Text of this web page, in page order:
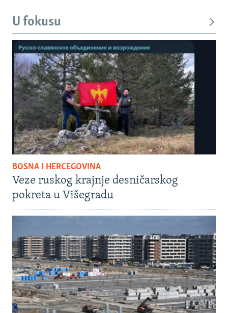
U fokusu
BOSNA I HERCEGOVINA
Veze ruskog krajnje desničarskog
pokreta u Višegradu